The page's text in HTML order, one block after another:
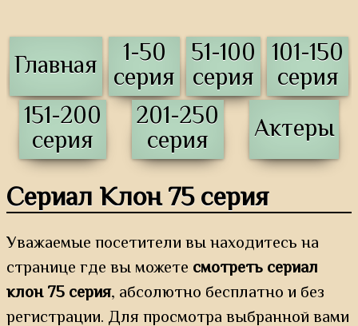
Главная 1-50
серия
51-100
серия
101-150
серия
151-200
серия
201-250
серия Актеры
Сериал Клон 75 серия
Уважаемые посетители вы находитесь на
странице где вы можете смотреть сериал
клон 75 серия, абсолютно бесплатно и без
регистрации. Для просмотра выбранной вами